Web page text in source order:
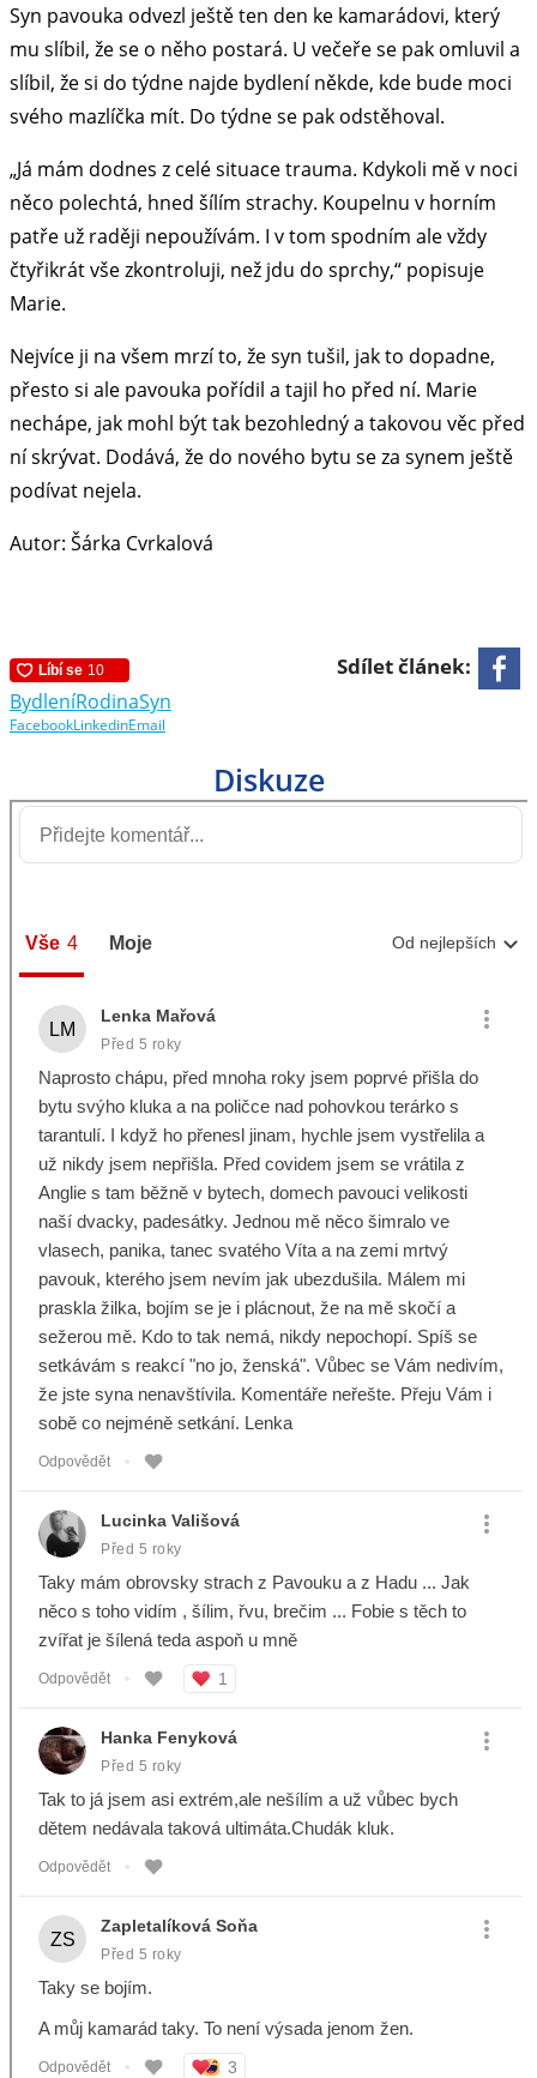
Syn pavouka odvezl ještě ten den ke kamarádovi, který
mu slíbil, že se o něho postará. U večeře se pak omluvil a
slíbil, že si do týdne najde bydlení někde, kde bude moci
svého mazlíčka mít. Do týdne se pak odstěhoval.
„Já mám dodnes z celé situace trauma. Kdykoli mě v noci
něco polechtá, hned šílím strachy. Koupelnu v horním
patře už raději nepoužívám. I v tom spodním ale vždy
čtyřikrát vše zkontroluji, než jdu do sprchy,“ popisuje
Marie.
Nejvíce ji na všem mrzí to, že syn tušil, jak to dopadne,
přesto si ale pavouka pořídil a tajil ho před ní. Marie
nechápe, jak mohl být tak bezohledný a takovou věc před
ní skrývat. Dodává, že do nového bytu se za synem ještě
podívat nejela.
Autor: Šárka Cvrkalová
Sdílet článek:
BydleníRodinaSyn
FacebookLinkedinEmail
Diskuze